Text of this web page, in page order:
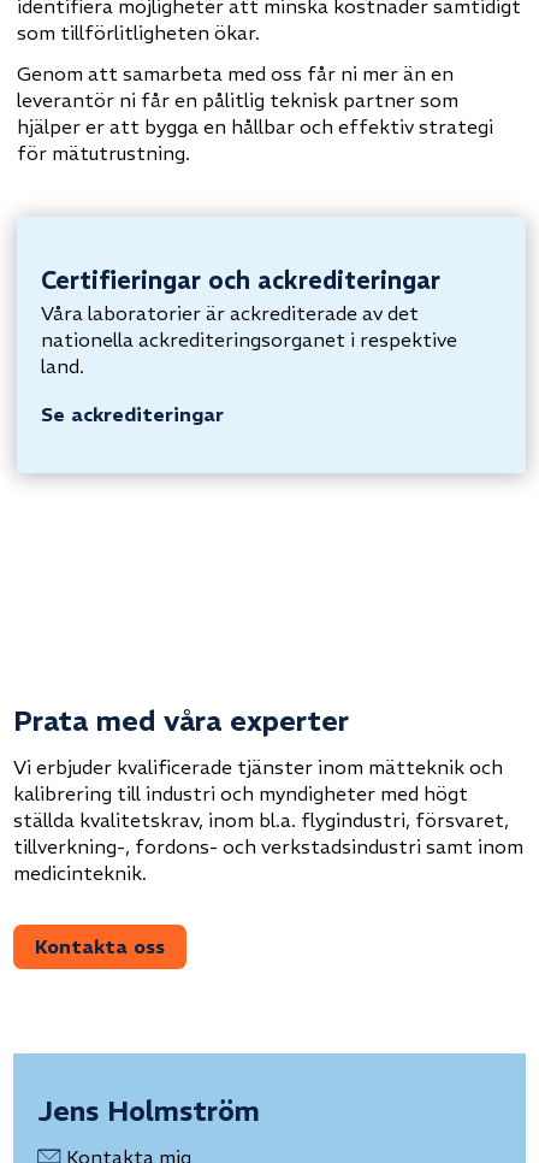
identifiera möjligheter att minska kostnader samtidigt
som tillförlitligheten ökar.
Genom att samarbeta med oss får ni mer än en
leverantör ni får en pålitlig teknisk partner som
hjälper er att bygga en hållbar och effektiv strategi
för mätutrustning.
Certifieringar och ackrediteringar
Våra laboratorier är ackrediterade av det
nationella ackrediteringsorganet i respektive
land.
Se ackrediteringar
Prata med våra experter
Vi erbjuder kvalificerade tjänster inom mätteknik och
kalibrering till industri och myndigheter med högt
ställda kvalitetskrav, inom bl.a. flygindustri, försvaret,
tillverkning-, fordons- och verkstadsindustri samt inom
medicinteknik.
Kontakta oss
Jens Holmström
Kontakta mig